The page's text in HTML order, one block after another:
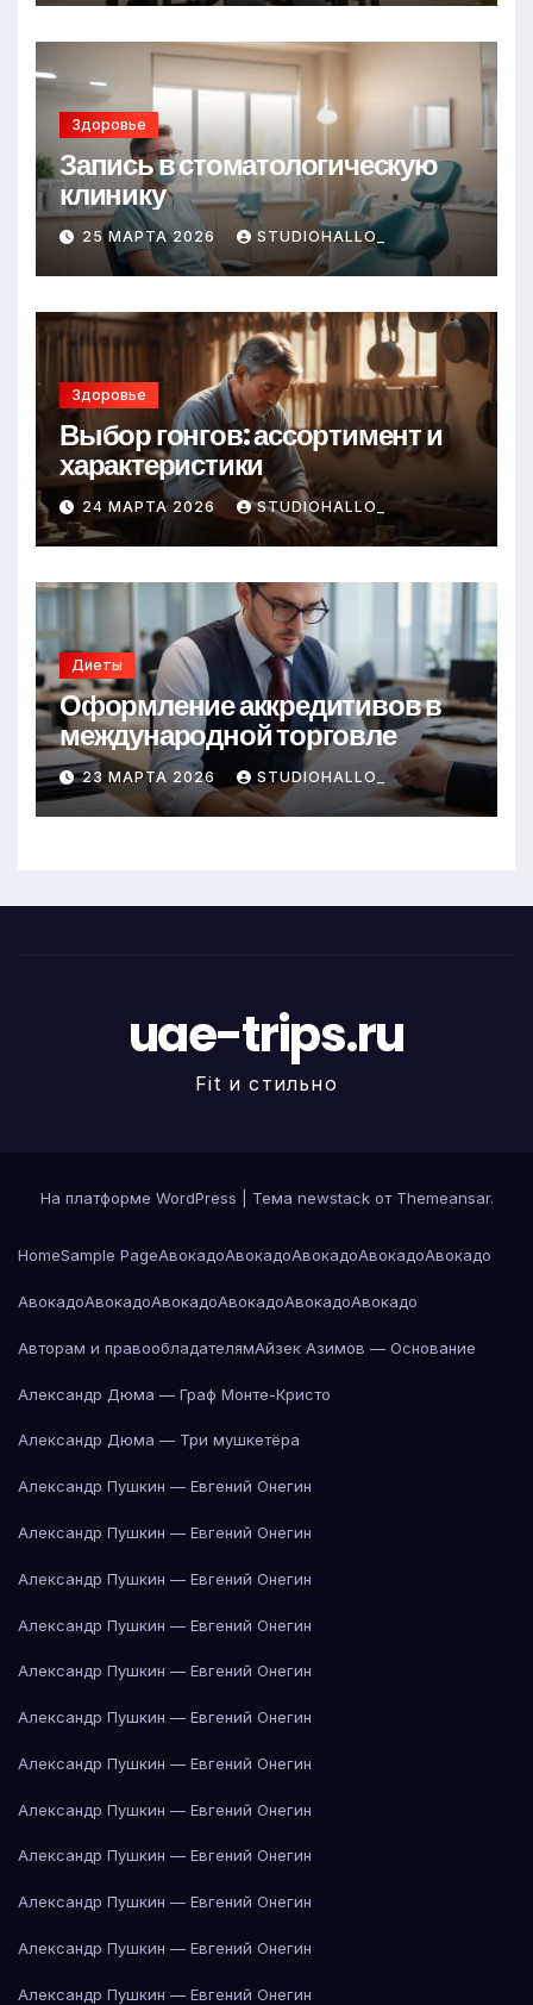
Здоровье
Запись в стоматологическую
клинику
25 МАРТА 2026 STUDIOHALLO_
Здоровье
Выбор гонгов: ассортимент и
характеристики
24 МАРТА 2026 STUDIOHALLO_
Диеты
Оформление аккредитивов в
международной торговле
23 МАРТА 2026 STUDIOHALLO_
uae-trips.ru
Fit и стильно
На платформе WordPress Тема newstack от Themeansar.
HomeSample PageАвокадоАвокадоАвокадоАвокадоАвокадо
АвокадоАвокадоАвокадоАвокадоАвокадоАвокадо
Авторам и правообладателямАйзек Азимов — Основание
Александр Дюма — Граф Монте-Кристо
Александр Дюма — Три мушкетёра
Александр Пушкин — Евгений Онегин
Александр Пушкин — Евгений Онегин
Александр Пушкин — Евгений Онегин
Александр Пушкин — Евгений Онегин
Александр Пушкин — Евгений Онегин
Александр Пушкин — Евгений Онегин
Александр Пушкин — Евгений Онегин
Александр Пушкин — Евгений Онегин
Александр Пушкин — Евгений Онегин
Александр Пушкин — Евгений Онегин
Александр Пушкин — Евгений Онегин
Александр Пушкин — Евгений Онегин